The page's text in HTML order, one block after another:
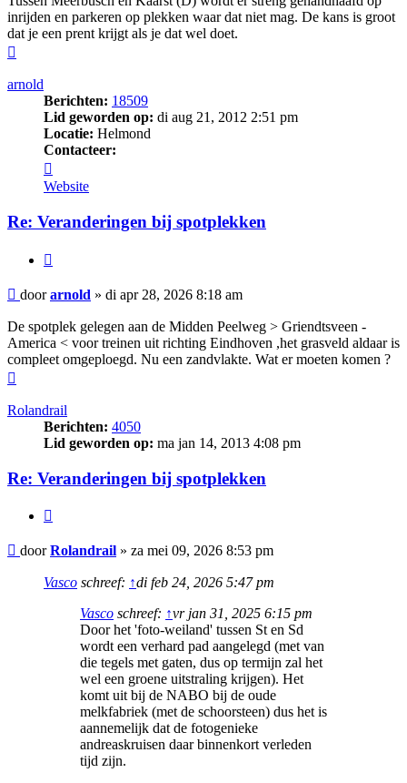
inrijden en parkeren op plekken waar dat niet mag. De kans is groot
dat je een prent krijgt als je dat wel doet.
arnold
Berichten: 18509
Lid geworden op: di aug 21, 2012 2:51 pm
Locatie: Helmond
Contacteer:
arnold
Website
Re: Veranderingen bij spotplekken
Bericht
doorarnold » di apr 28, 2026 8:18 am
De spotplek gelegen aan de Midden Peelweg > Griendtsveen -
America < voor treinen uit richting Eindhoven ,het grasveld aldaar is
compleet omgeploegd. Nu een zandvlakte. Wat er moeten komen ?
Rolandrail
Berichten: 4050
Lid geworden op: ma jan 14, 2013 4:08 pm
Re: Veranderingen bij spotplekken
Bericht
doorRolandrail » za mei 09, 2026 8:53 pm
Vasco schreef: ↑di feb 24, 2026 5:47 pm
Vasco schreef: ↑vr jan 31, 2025 6:15 pm
Door het 'foto-weiland' tussen St en Sd
wordt een verhard pad aangelegd (met van
die tegels met gaten, dus op termijn zal het
wel een groene uitstraling krijgen). Het
komt uit bij de NABO bij de oude
melkfabriek (met de schoorsteen) dus het is
aannemelijk dat de fotogenieke
andreaskruisen daar binnenkort verleden
tijd zijn.